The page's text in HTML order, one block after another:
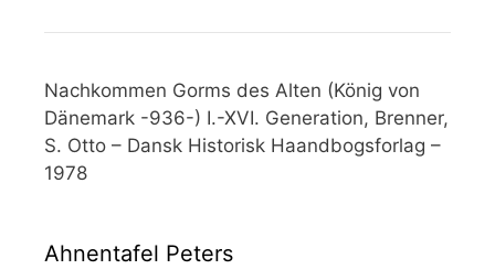
Nachkommen Gorms des Alten (König von
Dänemark -936-) I.-XVI. Generation, Brenner,
S. Otto – Dansk Historisk Haandbogsforlag –
1978
Ahnentafel Peters